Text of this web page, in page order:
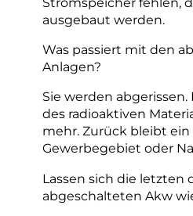
ausgebaut werden.
Was passiert mit den
Anlagen?
Sie werden
des radioaktiven
mehr. Zurück bleibt ein
Gewerbegebiet oder
Lassen sich die letzten
abgeschalteten Akw